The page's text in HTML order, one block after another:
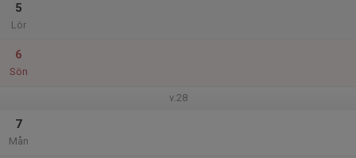
5
Lör
6
Sön
v.28
7
Mån